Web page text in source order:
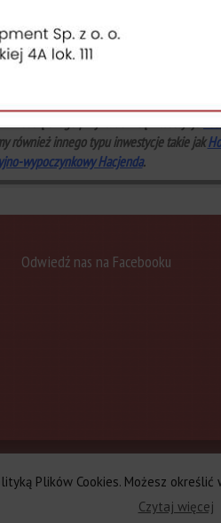
czego przykładem są inwestycje
również innego typu inwestycje takie jak
wypoczynkowy Hacjenda.
Odwiedź nas na Facebooku
KontaktPlików Cookies. Możesz
Czytaj więcej